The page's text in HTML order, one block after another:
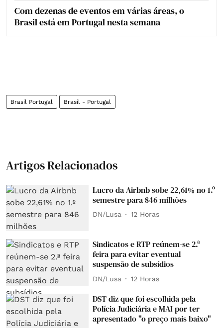
Com dezenas de eventos em várias áreas, o
Brasil está em Portugal nesta semana
Brasil Portugal Brasil - Portugal
Artigos Relacionados
Lucro da Airbnb sobe 22,61% no 1.º
semestre para 846 milhões
DN/Lusa 12 Horas
Sindicatos e RTP reúnem-se 2.ª
feira para evitar eventual
suspensão de subsídios
DN/Lusa 12 Horas
DST diz que foi escolhida pela
Polícia Judiciária e MAI por ter
apresentado "o preço mais baixo"